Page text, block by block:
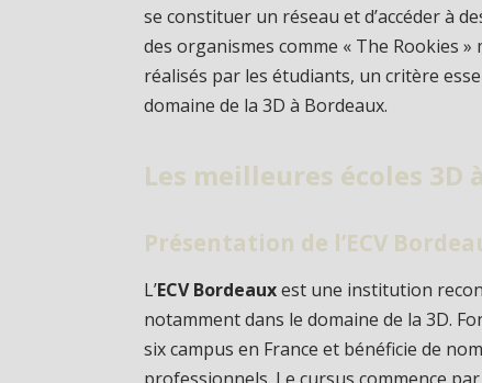
se constituer un réseau et d’accéder à
des organismes comme « The Rookies
réalisés par les étudiants, un critère
domaine de la 3D à Bordeaux.
Les meilleures écoles 3D
Présentation de l’ECV
L’ECV Bordeauxest une institution
notamment dans le domaine de la 3D.
six campus en France et bénéficie de